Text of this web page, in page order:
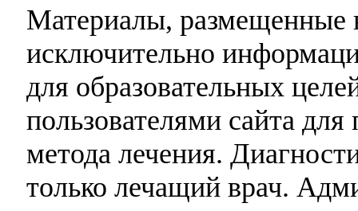
Материалы, размещенные
исключительно
для образовательных
пользователями сайта
метода лечения.
только лечащий врач.